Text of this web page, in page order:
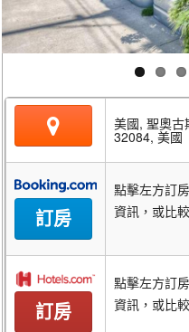
美國, 聖奧古
32084, 美國
訂房
點擊左方訂
資訊，或比
訂房
點擊左方訂
資訊，或比